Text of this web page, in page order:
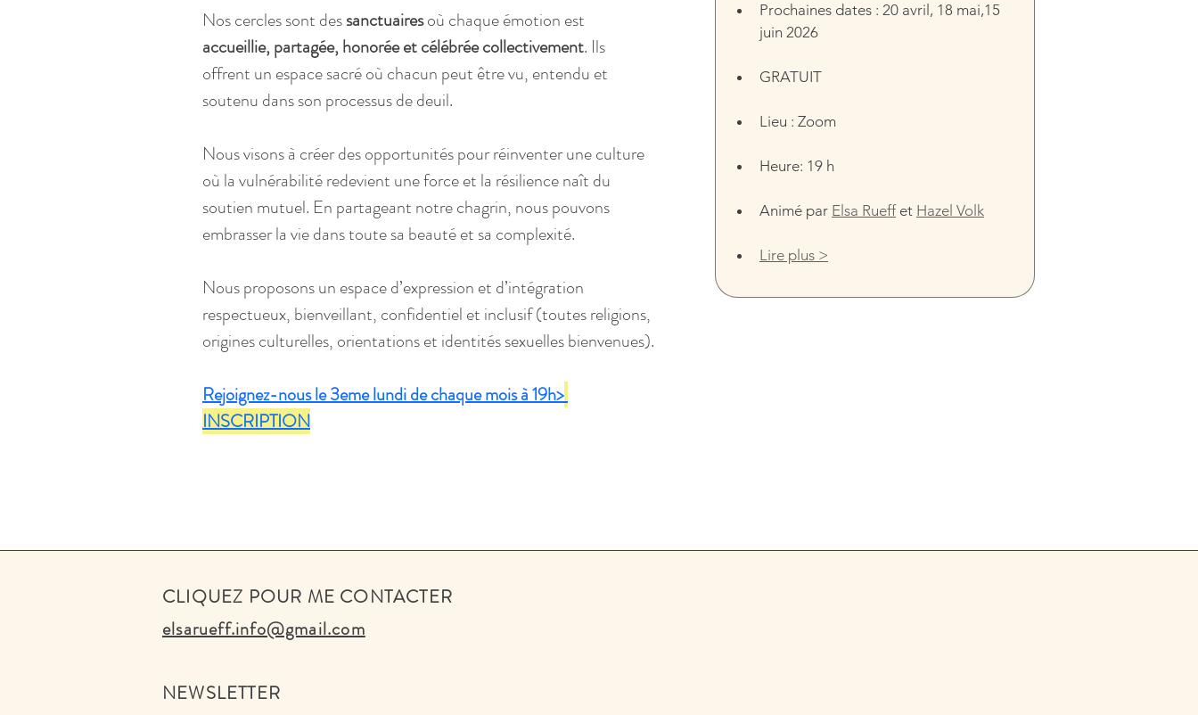
Nos cercles sont des sanctuaires où chaque émotion est
accueillie, partagée, honorée et célébrée collectivement. Ils
offrent un espace sacré où chacun peut être vu, entendu et
soutenu dans son processus de deuil.
Nous visons à créer des opportunités pour réinventer une culture
où la vulnérabilité redevient une force et la résilience naît du
soutien mutuel. En partageant notre chagrin, nous pouvons
embrasser la vie dans toute sa beauté et sa complexité.
Nous proposons un espace d’expression et d’intégration
respectueux, bienveillant, confidentiel et inclusif (toutes religions,
origines culturelles, orientations et identités sexuelles bienvenues).
Rejoignez-nous le 3eme lundi de chaque mois à 19h>
INSCRIPTION
Prochaines dates : 20 avril, 18 mai,15
juin 2026
GRATUIT
Lieu : Zoom
Heure: 19 h
Animé par Elsa Rueff et Hazel Volk
Lire plus >
CLIQUEZ POUR ME CONTACTER
elsarueff.info@gmail.com
NEWSLETTER